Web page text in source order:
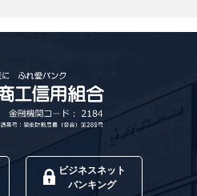
ビジネスネット
バンキング